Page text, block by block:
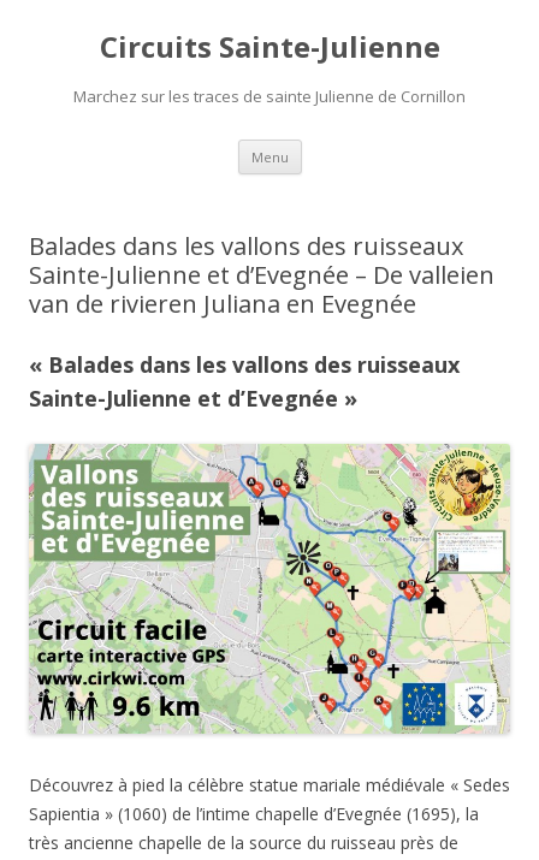
Circuits Sainte-Julienne
Marchez sur les traces de sainte Julienne de Cornillon
Menu Aller
contenu
Balades dans les vallons des ruisseaux
Sainte-Julienne et d’Evegnée – De valleien
van de rivieren Juliana en Evegnée
« Balades dans les vallons des ruisseaux
Sainte-Julienne et d’Evegnée »
Découvrez à pied la célèbre statue mariale médiévale « Sedes
Sapientia » (1060) de l’intime chapelle d’Evegnée (1695), la
très ancienne chapelle de la source du ruisseau près de